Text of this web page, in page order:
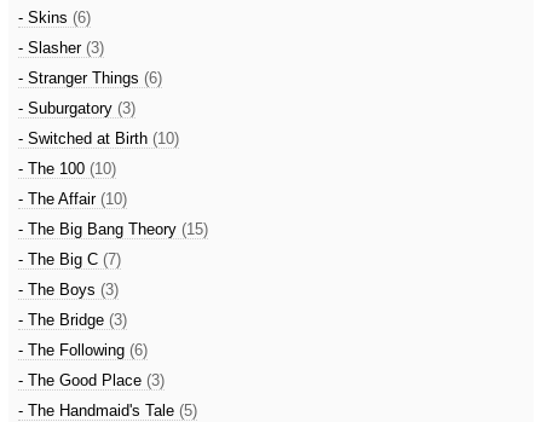
- Skins (6)
- Slasher (3)
- Stranger Things (6)
- Suburgatory (3)
- Switched at Birth (10)
- The 100 (10)
- The Affair (10)
- The Big Bang Theory (15)
- The Big C (7)
- The Boys (3)
- The Bridge (3)
- The Following (6)
- The Good Place (3)
- The Handmaid's Tale (5)